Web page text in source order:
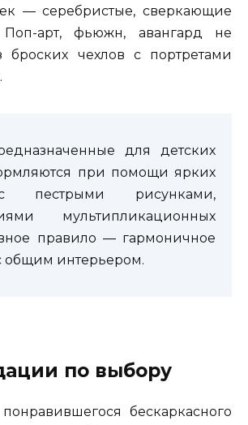
— серебристые, сверкающие
Поп-арт, фьюжн, авангард не
броских чехлов с портретами
для детских
при помощи ярких
пестрыми рисунками,
мультипликационных
правило — гармоничное
общим интерьером.
по выбору
бескаркасного